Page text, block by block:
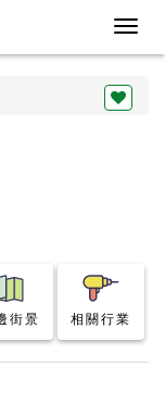
街景 相關行業